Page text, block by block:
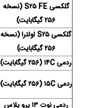
گلکسی S۲۵ FE (نسخه
۲۵۶ گیگابایت)
گلکسی S۲۵ اولترا (نسخه
۲۵۶ گیگابایت)
ردمی ۱۴C (۲۵۶ گیگابایت)
ردمی ۱۵C (۲۵۶ گیگابایت)
ردمی نوت ۱۳ پرو پلاس